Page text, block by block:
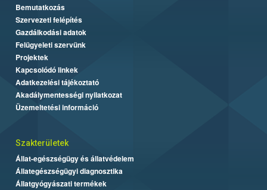
Bemutatkozás
Szervezeti felépítés
Gazdálkodási adatok
Felügyeleti szervünk
Projektek
Kapcsolódó linkek
Adatkezelési tájékoztató
Akadálymentességi nyilatkozat
Üzemeltetési információ
Szakterületek
Állat-egészségügy és állatvédelem
Állategészségügyi diagnosztika
Állatgyógyászati termékek